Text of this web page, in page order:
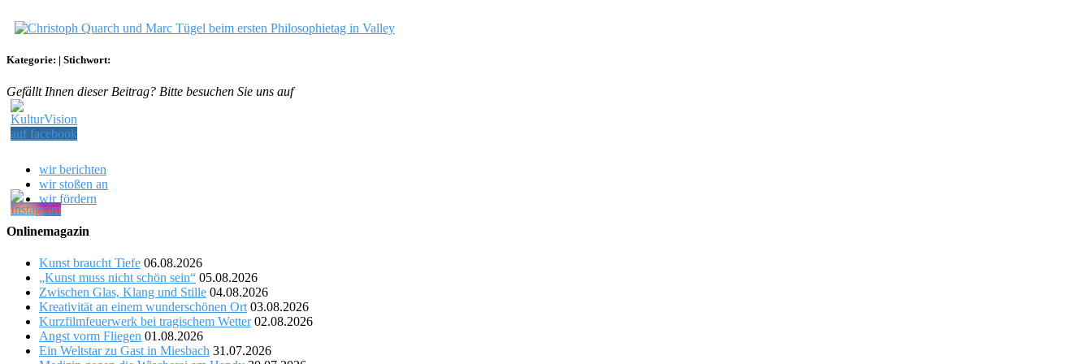
Kategorie: | Stichwort:
Gefällt Ihnen dieser Beitrag? Bitte besuchen Sie uns auf
wir berichten
wir stoßen an
wir fördern
Onlinemagazin
Kunst braucht Tiefe 06.08.2026
„Kunst muss nicht schön sein“ 05.08.2026
Zwischen Glas, Klang und Stille 04.08.2026
Kreativität an einem wunderschönen Ort 03.08.2026
Kurzfilmfeuerwerk bei tragischem Wetter 02.08.2026
Angst vorm Fliegen 01.08.2026
Ein Weltstar zu Gast in Miesbach 31.07.2026